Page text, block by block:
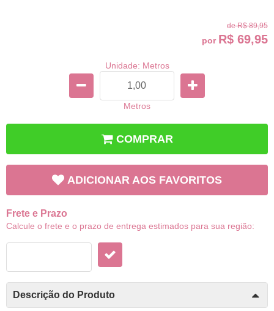
de R$ 89,95
por R$ 69,95
Unidade: Metros
Metros
COMPRAR
ADICIONAR AOS FAVORITOS
Frete e Prazo
Calcule o frete e o prazo de entrega estimados para sua região:
Descrição do Produto